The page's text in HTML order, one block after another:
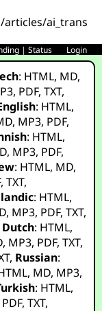
|Status Login
: HTML, MD,
, PDF,TXT,
: HTML,
, MP3, PDF,
: HTML,
, MP3, PDF,
: HTML, MD,
,TXT,
: HTML,
, MP3, PDF,TXT,
Dutch: HTML,
, MP3, PDF,TXT,
, Russian:
, MD, MP3,
: HTML,
PDF,TXT,